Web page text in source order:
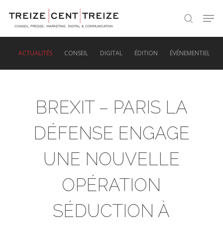
search
ACTUALITÉS CONSEIL DIGITAL ÉDITION ÉVÉNEMENTIEL
BREXIT – PARIS LA
DÉFENSE ENGAGE
UNE NOUVELLE
OPÉRATION
SÉDUCTION À